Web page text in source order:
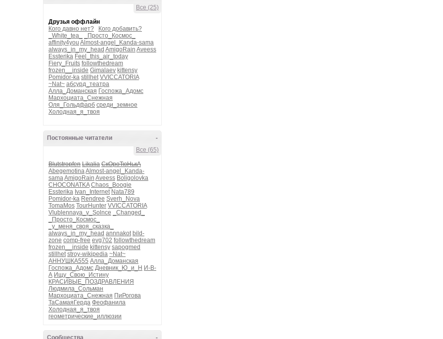
Все (25)
Друзья оффлайн
Кого давно нет?
Кого добавить?
_White_tea_
_Просто_Космос_
affinity4you Almost-angel_Kanda-sama
always_in_my_head AmigoRain Aveess
Essterika Feel_this_air_today
Fiery_Fruits followthedream
frozen__inside Gimalaev kittensy
Pomidor-ka stillhet VVICCATORIA
~Nat~ абсурд_театра
Алла_Доманская Госпожа_Адомс
Мархоциата_Снежная
Оля_Гольдфарб среди_земное
Холодная_я_твоя
-
Постоянные читатели
Все (65)
Blutstropfen Likalia СкОроТюНькА
AbegemotinaAlmost-angel_Kanda-
samaAmigoRain Aveess Boligolovka
CHOCONATKA Chaos_Boogie
Essterika Ivan_Internet Nata789
Pomidor-ka Rendree Sverh_Nova
TomaMos TourHunter VVICCATORIA
Vlublennaya_v_Solnce
_Changed_
_Просто_Космос_
_у_меня_своя_сказка_
always_in_my_head annnakot bild-
zone comp-free evg702 followthedream
frozen__inside kittensy sapogmed
stillhet stroy-wikipedia ~Nat~
АННУШКА555 Алла_Доманская
Госпожа_Адомс Дневник_Ю_и_Н И-В-
А Ищу_Свою_Истину
КРАСИВЫЕ_ПОЗДРАВЛЕНИЯ
Людмила_Сольман
Мархоциата_Снежная ПиРогова
ТаСамаяГерда Феофанила
Холодная_я_твоя
геометрические_иллюзии
-
Сообщества